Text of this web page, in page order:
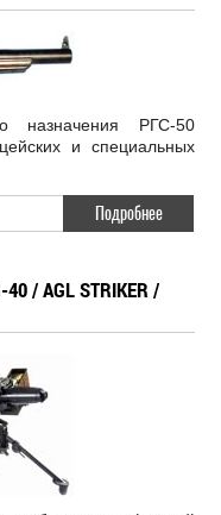
назначения РГС-50
и специальных
Подробнее
/ AGL STRIKER /